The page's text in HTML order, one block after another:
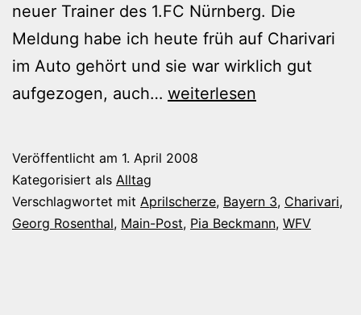
neuer Trainer des 1.FC Nürnberg. Die
Meldung habe ich heute früh auf Charivari
im Auto gehört und sie war wirklich gut
aufgezogen, auch… Die
weiterlesen
Veröffentlicht am 1. April 2008
Kategorisiert als Alltag
Verschlagwortet mit Aprilscherze, Bayern 3, Charivari,
Georg Rosenthal, Main-Post, Pia Beckmann, WFV